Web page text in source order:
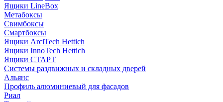
Ящики LineBox
Метабоксы
Свимбоксы
Смартбоксы
Ящики ArciTech Hettich
Ящики InnoTech Hettich
Ящики СТАРТ
Системы раздвижных и складных дверей
Альянс
Профиль алюминиевый для фасадов
Риал